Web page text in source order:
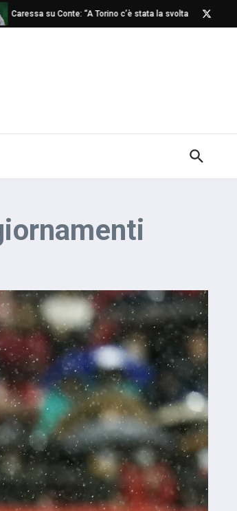
su Conte: “A Torino c’è stata la svolta”